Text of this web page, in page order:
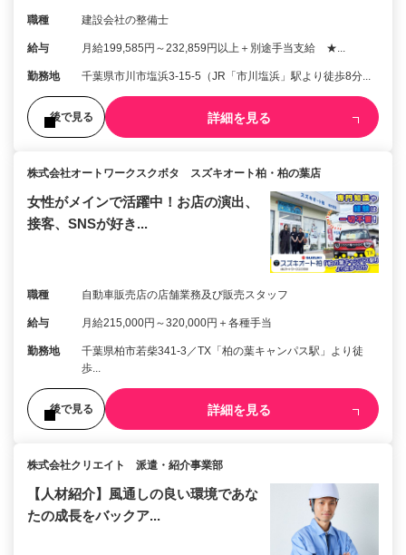
職種 建設会社の整備士
給与 月給199,585円～232,859円以上＋別途手当支給 ★...
勤務地 千葉県市川市塩浜3-15-5（JR「市川塩浜」駅より徒歩8分...
後で見る 詳細を見る
株式会社オートワークスクボタ スズキオート柏・柏の葉店
女性がメインで活躍中！お店の演出、
接客、SNSが好き...
職種 自動車販売店の店舗業務及び販売スタッフ
給与 月給215,000円～320,000円＋各種手当
勤務地
千葉県柏市若柴341-3／TX「柏の葉キャンパス駅」より徒
歩...
後で見る 詳細を見る
株式会社クリエイト 派遣・紹介事業部
【人材紹介】風通しの良い環境であな
たの成長をバックア...